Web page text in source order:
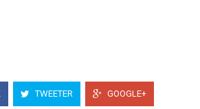
TWEETER GOOGLE+